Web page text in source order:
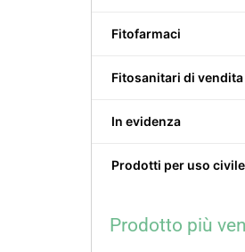
Fitofarmaci
Fitosanitari di
In evidenza
Prodotti per uso civile
Prodotto più